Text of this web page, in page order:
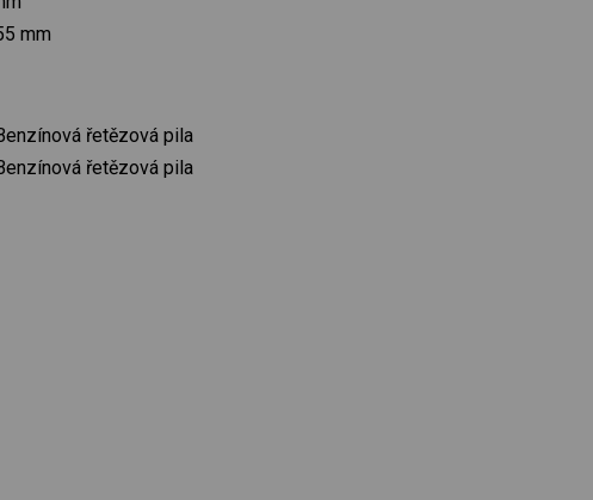
mm
řetězová pila
řetězová pila